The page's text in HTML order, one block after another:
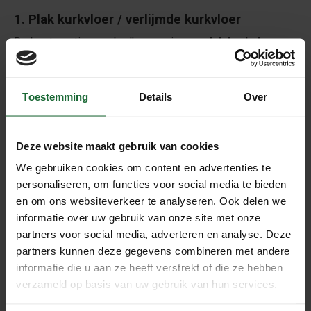
Toestemming Details Over
Deze website maakt gebruik van cookies
We gebruiken cookies om content en advertenties te
personaliseren, om functies voor social media te bieden
en om ons websiteverkeer te analyseren. Ook delen we
informatie over uw gebruik van onze site met onze
partners voor social media, adverteren en analyse. Deze
partners kunnen deze gegevens combineren met andere
informatie die u aan ze heeft verstrekt of die ze hebben
verzameld op basis van uw gebruik van hun services.
1. Plak kurkvloer / verlijmde kurkvloer
De beste optie voor badkamers is eenplak kurkvloer
(ook wel
). Dit type kurkvloer wordt
strakke en waterbestendige afwerking.
De ondervloer moet vlak en schoon
zijn.
Geschikt voor diverse ondervloeren zoals hout,
beton of plaatmateriaal.
Minimaal 3 lagen lak aanbrengen om de vloer
waterdicht te maken.
Nadenafkitten met sanitairkitom vocht onder de
vloer te voorkomen.